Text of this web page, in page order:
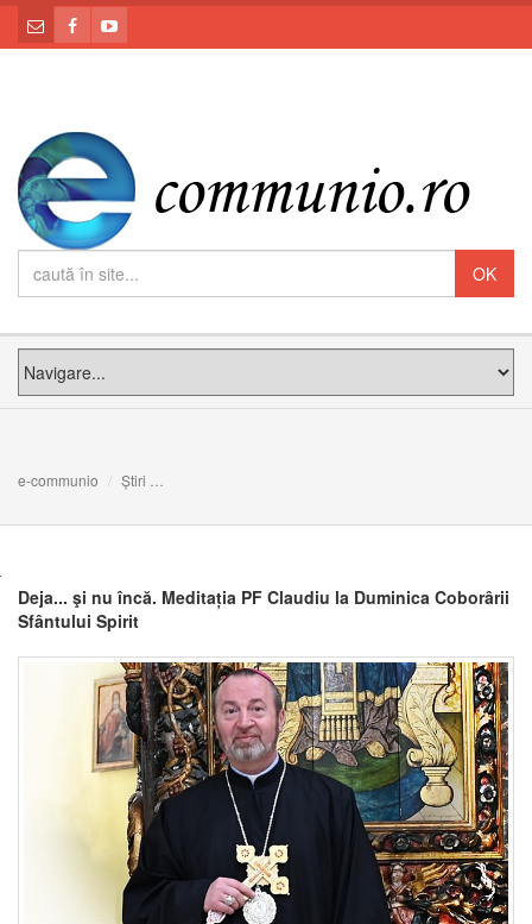
e-communio Știri
Deja... şi nu încă. Meditația PF Claudiu la Duminica Coborârii
Sfântului Spirit